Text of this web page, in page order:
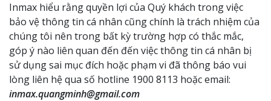
Inmax hiểu rằng quyền lợi của Quý khách trong việc
bảo vệ thông tin cá nhân cũng chính là trách nhiệm của
chúng tôi nên trong bất kỳ trường hợp có thắc mắc,
góp ý nào liên quan đến đến việc thông tin cá nhân bị
sử dụng sai mục đích hoặc phạm vi đã thông báo vui
lòng liên hệ qua số hotline 1900 8113 hoặc email:
inmax.quangminh@gmail.com